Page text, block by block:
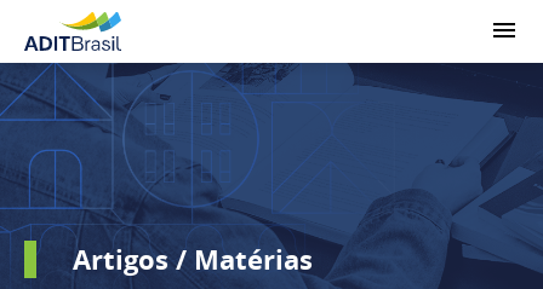
Artigos / Matérias